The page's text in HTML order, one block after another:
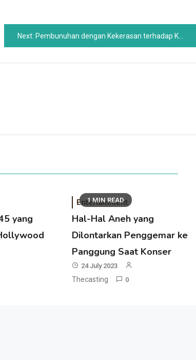
Next: Pembunuhan dengan Kekerasan terhadap Kakek Buyut Mitt Romney
yang
1 MIN READ
Entertainment
Hal-Hal Aneh yang
Dilontarkan Penggemar ke
Panggung Saat Konser
24 July 2023
Thecasting 0